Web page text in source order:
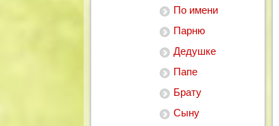
По имени
Парню
Дедушке
Папе
Брату
Сыну